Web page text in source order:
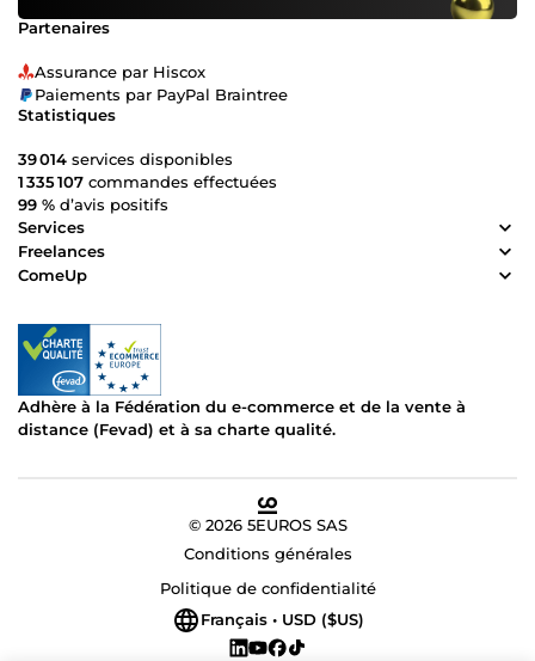
Partenaires
Assurance par Hiscox
Paiements par PayPal Braintree
Statistiques
39 014 services disponibles
1 335 107 commandes effectuées
99 % d’avis positifs
Services
Freelances
ComeUp
Adhère à la Fédération du e-commerce et de la vente à
distance (Fevad) et à sa charte qualité.
© 2026 5EUROS SAS
Conditions générales
Politique de confidentialité
Français • USD ($US)